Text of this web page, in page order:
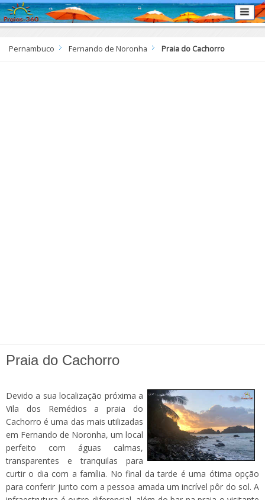
Pernambuco Fernando de Noronha Praia do Cachorro
Praia do Cachorro
Devido a sua localização próxima a
Vila dos Remédios a praia do
Cachorro é uma das mais utilizadas
em Fernando de Noronha, um local
perfeito com águas calmas,
transparentes e tranquilas para
curtir o dia com a família. No final da tarde é uma ótima opção
para conferir junto com a pessoa amada um incrível pôr do sol. A